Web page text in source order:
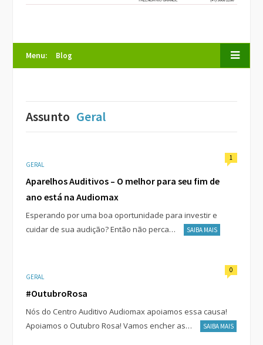
Menu: Blog
Assunto Geral
GERAL
1
Aparelhos Auditivos – O melhor para seu fim de
ano está na Audiomax
Esperando por uma boa oportunidade para investir e
cuidar de sua audição? Então não perca…
SAIBA MAIS
GERAL
0
#OutubroRosa
Nós do Centro Auditivo Audiomax apoiamos essa causa!
Apoiamos o Outubro Rosa! Vamos encher as…
SAIBA MAIS